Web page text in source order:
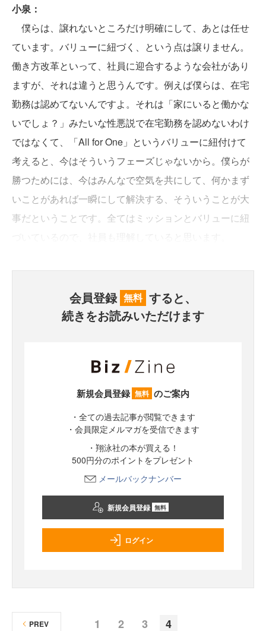
小泉：
僕らは、譲れないところだけ明確にして、あとは任せ
ています。バリューに紐づく、という点は譲りません。
働き方改革といって、社員に迎合するような会社があり
ますが、それは違うと思うんです。例えば僕らは、在宅
勤務は認めてないんですよ。それは「家にいると働かな
いでしょ？」みたいな性悪説で在宅勤務を認めないわけ
ではなくて、「All for One」というバリューに紐付けて
考えると、今はそういうフェーズじゃないから。僕らが
勝つためには、今はみんなで空気を共にして、何かまず
いことがあれば一瞬にして解決する、そういうことが大
事だということです。全てはミッションとバリューに紐
会員登録 無料 すると、
続きをお読みいただけます
新規会員登録 無料 のご案内
・全ての過去記事が閲覧できます
・会員限定メルマガを受信できます
・翔泳社の本が買える！
500円分のポイントをプレゼント
メールバックナンバー
新規会員登録 無料
ログイン
1 2 3 4
PREV